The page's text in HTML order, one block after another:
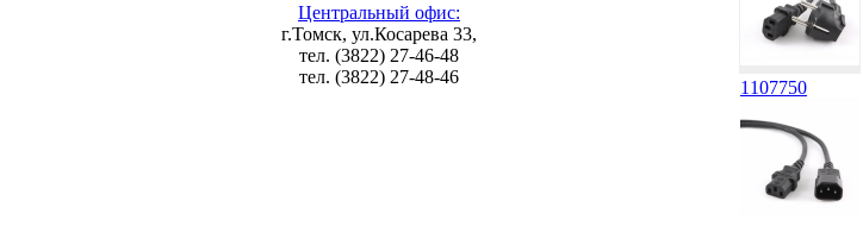
Центральный офис:
г.Томск, ул.Косарева 33,
тел. (3822) 27-46-48
тел. (3822) 27-48-46
1107750